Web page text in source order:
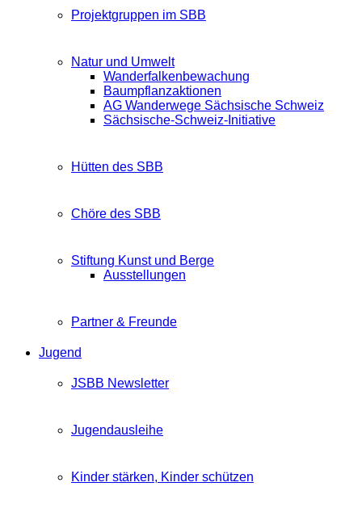
Projektgruppen im SBB
Natur und Umwelt
Wanderfalkenbewachung
Baumpflanzaktionen
AG Wanderwege Sächsische Schweiz
Sächsische-Schweiz-Initiative
Hütten des SBB
Chöre des SBB
Stiftung Kunst und Berge
Ausstellungen
Partner & Freunde
Jugend
JSBB Newsletter
Jugendausleihe
Kinder stärken, Kinder schützen